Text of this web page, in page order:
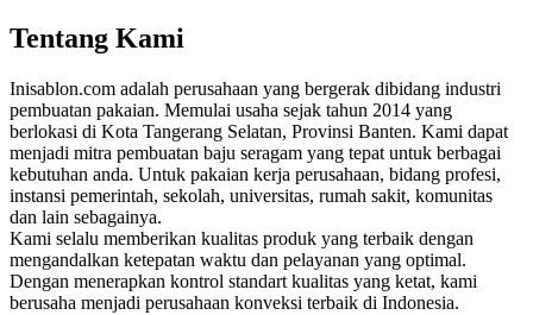
Tentang Kami
Inisablon.com adalah perusahaan yang bergerak dibidang industri
pembuatan pakaian. Memulai usaha sejak tahun 2014 yang
berlokasi di Kota Tangerang Selatan, Provinsi Banten. Kami dapat
menjadi mitra pembuatan baju seragam yang tepat untuk berbagai
kebutuhan anda. Untuk pakaian kerja perusahaan, bidang profesi,
instansi pemerintah, sekolah, universitas, rumah sakit, komunitas
dan lain sebagainya.
Kami selalu memberikan kualitas produk yang terbaik dengan
mengandalkan ketepatan waktu dan pelayanan yang optimal.
Dengan menerapkan kontrol standart kualitas yang ketat, kami
berusaha menjadi perusahaan konveksi terbaik di Indonesia.